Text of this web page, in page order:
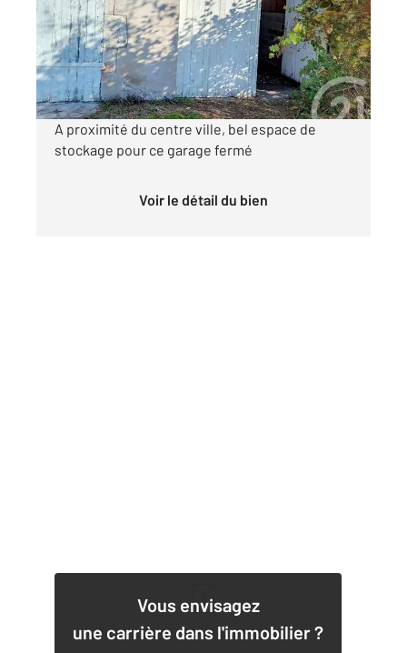
Parking à louer
76,50 €
par mois charges comprises
A proximité du centre ville, bel espace de
stockage pour ce garage fermé
Voir le détail du bien
Vous envisagez
une carrière dans l'immobilier ?